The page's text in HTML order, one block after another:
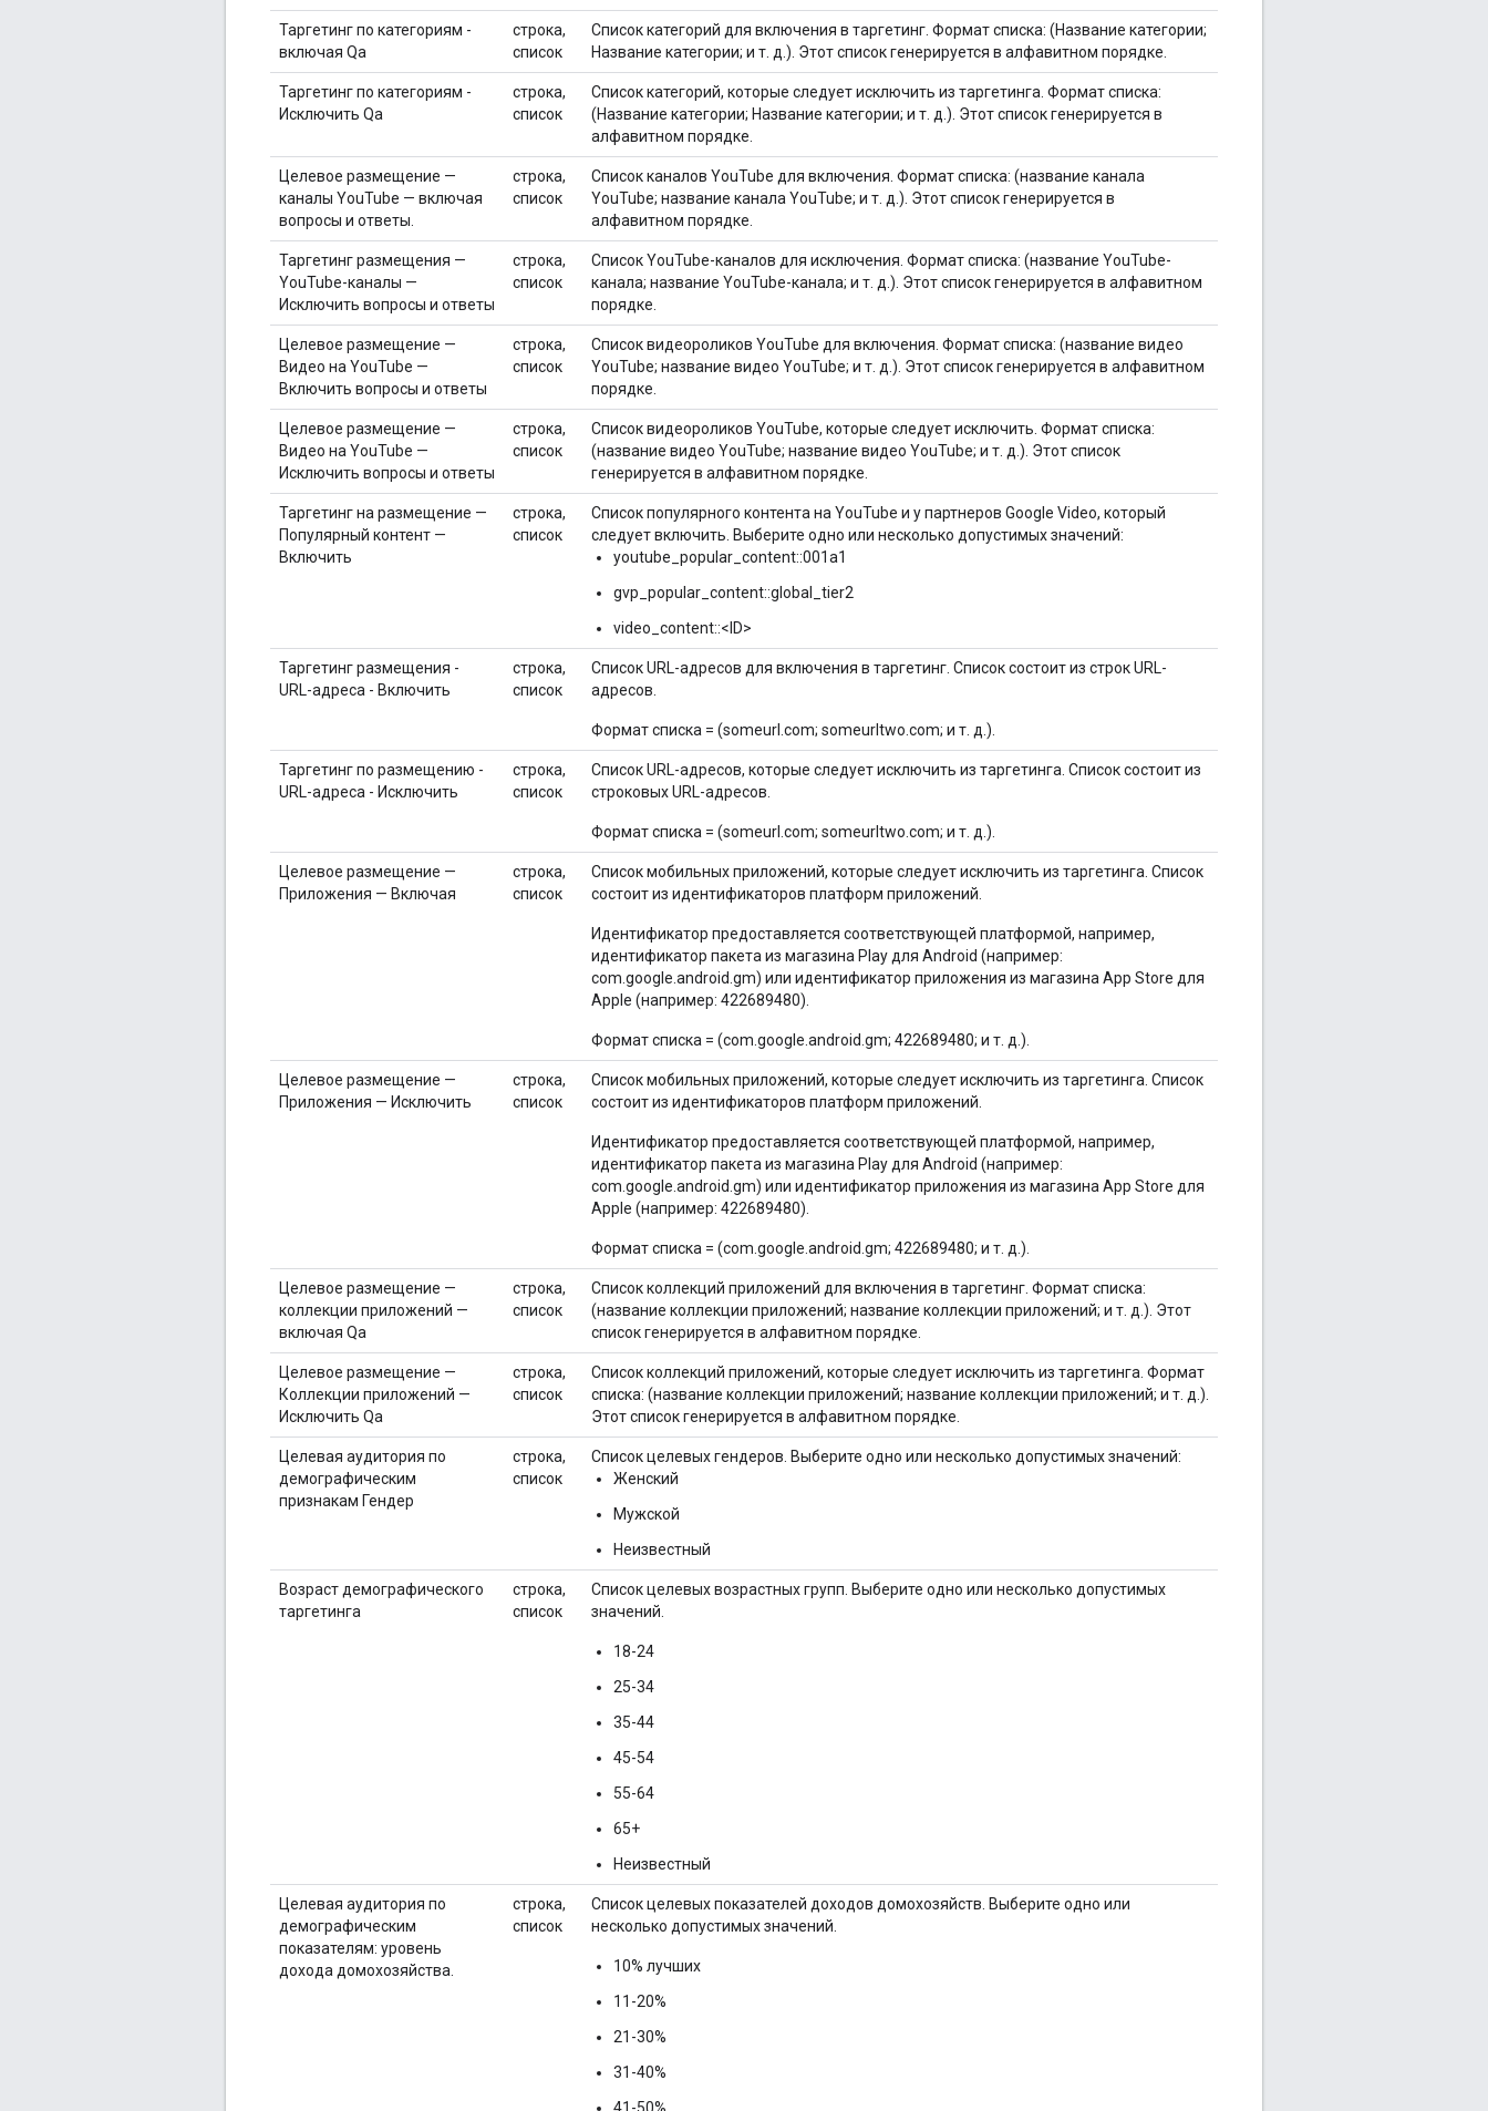
Таргетинг по категориям -
включая Qa
строка,
список
Список категорий для включения в таргетинг. Формат списка: (Название категории;
Название категории; и т. д.). Этот список генерируется в алфавитном порядке.
Таргетинг по категориям -
Исключить Qa
строка,
список
Список категорий, которые следует исключить из таргетинга. Формат списка:
(Название категории; Название категории; и т. д.). Этот список генерируется в
алфавитном порядке.
Целевое размещение —
каналы YouTube — включая
вопросы и ответы.
строка,
список
Список каналов YouTube для включения. Формат списка: (название канала
YouTube; название канала YouTube; и т. д.). Этот список генерируется в
алфавитном порядке.
Таргетинг размещения —
YouTube-каналы —
Исключить вопросы и ответы
строка,
список
Список YouTube-каналов для исключения. Формат списка: (название YouTube-
канала; название YouTube-канала; и т. д.). Этот список генерируется в алфавитном
порядке.
Целевое размещение —
Видео на YouTube —
Включить вопросы и ответы
строка,
список
Список видеороликов YouTube для включения. Формат списка: (название видео
YouTube; название видео YouTube; и т. д.). Этот список генерируется в алфавитном
порядке.
Целевое размещение —
Видео на YouTube —
Исключить вопросы и ответы
строка,
список
Список видеороликов YouTube, которые следует исключить. Формат списка:
(название видео YouTube; название видео YouTube; и т. д.). Этот список
генерируется в алфавитном порядке.
Таргетинг на размещение —
Популярный контент —
Включить
строка,
список
Список популярного контента на YouTube и у партнеров Google Video, который
следует включить. Выберите одно или несколько допустимых значений:
youtube_popular_content::001a1
gvp_popular_content::global_tier2
video_content::<ID>
Таргетинг размещения -
URL-адреса - Включить
строка,
список
Список URL-адресов для включения в таргетинг. Список состоит из строк URL-
адресов.
Формат списка = (someurl.com; someurltwo.com; и т. д.).
Таргетинг по размещению -
URL-адреса - Исключить
строка,
список
Список URL-адресов, которые следует исключить из таргетинга. Список состоит из
строковых URL-адресов.
Формат списка = (someurl.com; someurltwo.com; и т. д.).
Целевое размещение —
Приложения — Включая
строка,
список
Список мобильных приложений, которые следует исключить из таргетинга. Список
состоит из идентификаторов платформ приложений.
Идентификатор предоставляется соответствующей платформой, например,
идентификатор пакета из магазина Play для Android (например:
com.google.android.gm) или идентификатор приложения из магазина App Store для
Apple (например: 422689480).
Формат списка = (com.google.android.gm; 422689480; и т. д.).
Целевое размещение —
Приложения — Исключить
строка,
список
Список мобильных приложений, которые следует исключить из таргетинга. Список
состоит из идентификаторов платформ приложений.
Идентификатор предоставляется соответствующей платформой, например,
идентификатор пакета из магазина Play для Android (например:
com.google.android.gm) или идентификатор приложения из магазина App Store для
Apple (например: 422689480).
Формат списка = (com.google.android.gm; 422689480; и т. д.).
Целевое размещение —
коллекции приложений —
включая Qa
строка,
список
Список коллекций приложений для включения в таргетинг. Формат списка:
(название коллекции приложений; название коллекции приложений; и т. д.). Этот
список генерируется в алфавитном порядке.
Целевое размещение —
Коллекции приложений —
Исключить Qa
строка,
список
Список коллекций приложений, которые следует исключить из таргетинга. Формат
списка: (название коллекции приложений; название коллекции приложений; и т. д.).
Этот список генерируется в алфавитном порядке.
Целевая аудитория по
демографическим
признакам Гендер
строка,
список
Список целевых гендеров. Выберите одно или несколько допустимых значений:
Женский
Мужской
Неизвестный
Возраст демографического
таргетинга
строка,
список
Список целевых возрастных групп. Выберите одно или несколько допустимых
значений.
18-24
25-34
35-44
45-54
55-64
65+
Неизвестный
Целевая аудитория по
демографическим
показателям: уровень
дохода домохозяйства.
строка,
список
Список целевых показателей доходов домохозяйств. Выберите одно или
несколько допустимых значений.
10% лучших
11-20%
21-30%
31-40%